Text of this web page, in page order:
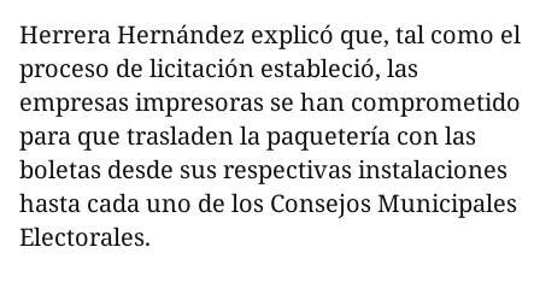
Herrera Hernández explicó que, tal como el
proceso de licitación estableció, las
empresas impresoras se han comprometido
para que trasladen la paquetería con las
boletas desde sus respectivas instalaciones
hasta cada uno de los Consejos Municipales
Electorales.